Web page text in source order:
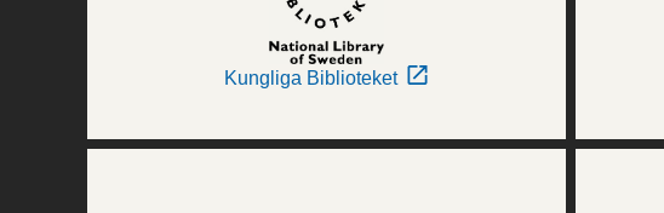
Kungliga Biblioteket